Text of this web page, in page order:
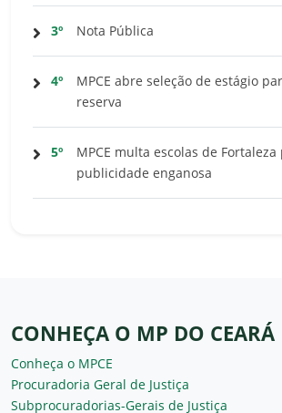
3º Nota Pública
4º
MPCE abre seleção de estágio
reserva
5º
MPCE multa escolas de Fortaleza
publicidade enganosa
CONHEÇA O MP DO CEARÁ
Conheça o MPCE
Procuradoria Geral de Justiça
Subprocuradorias-Gerais de Justiça